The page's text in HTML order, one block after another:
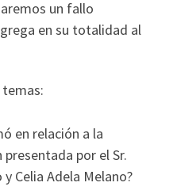
un fallo
en su totalidad al
en relación a la
por el Sr.
Celia Adela Melano?